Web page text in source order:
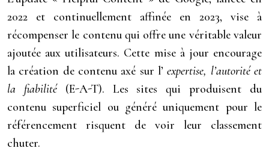
2022 et continuellement affinée en 2023, vise à
récompenser le contenu qui offre une véritable valeur
ajoutée aux utilisateurs. Cette mise à jour encourage
la création de contenu axé sur l’expertise, l’autorité et
la fiabilité (E-A-T). Les sites qui produisent du
contenu superficiel ou généré uniquement pour le
référencement risquent de voir leur classement
chuter.